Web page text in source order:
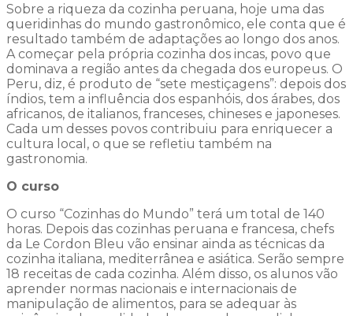
Sobre a riqueza da cozinha peruana, hoje uma das
queridinhas do mundo gastronômico, ele conta que é
resultado também de adaptações ao longo dos anos.
A começar pela própria cozinha dos incas, povo que
dominava a região antes da chegada dos europeus. O
Peru, diz, é produto de “sete mestiçagens”: depois dos
índios, tem a influência dos espanhóis, dos árabes, dos
africanos, de italianos, franceses, chineses e japoneses.
Cada um desses povos contribuiu para enriquecer a
cultura local, o que se refletiu também na
gastronomia.
O curso
O curso “Cozinhas do Mundo” terá um total de 140
horas. Depois das cozinhas peruana e francesa, chefs
da Le Cordon Bleu vão ensinar ainda as técnicas da
cozinha italiana, mediterrânea e asiática. Serão sempre
18 receitas de cada cozinha. Além disso, os alunos vão
aprender normas nacionais e internacionais de
manipulação de alimentos, para se adequar às